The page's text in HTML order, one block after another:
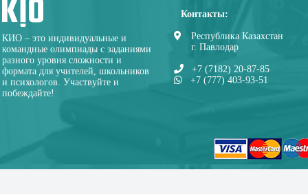
КИО – это индивидуальные и
командные олимпиады с заданиями
разного уровня сложности и
формата для учителей, школьников
и психологов. Участвуйте и
побеждайте!
Контакты:
Республика Казахстан
г. Павлодар
+7 (7182) 20-87-85
+7 (777) 403-93-51